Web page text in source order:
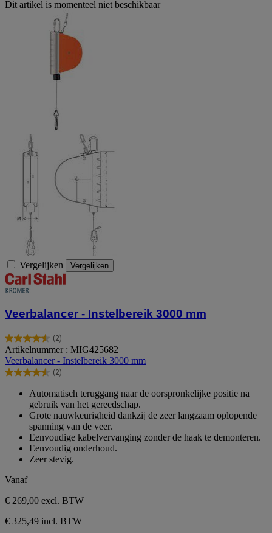
Dit artikel is momenteel niet beschikbaar
Vergelijken Vergelijken
Veerbalancer - Instelbereik 3000 mm
(2)
4.5
van
de
5
beoordelingen
Artikelnummer : MIG425682
Veerbalancer - Instelbereik 3000 mm
(2)
4.5
sterren.
beoordelingen
Automatisch teruggang naar de oorspronkelijke positie na
gebruik van het gereedschap.
Grote nauwkeurigheid dankzij de zeer langzaam oplopende
spanning van de veer.
Eenvoudige kabelvervanging zonder de haak te demonteren.
Eenvoudig onderhoud.
Zeer stevig.
Vanaf
€ 269,00 excl. BTW
€ 325,49 incl. BTW